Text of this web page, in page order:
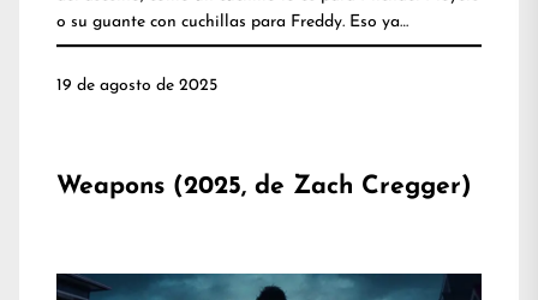
o su guante con cuchillas para Freddy. Eso ya…
19 de agosto de 2025
Weapons (2025, de Zach Cregger)